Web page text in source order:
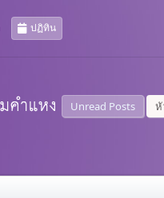
ปฏิทิน
Unread Posts หั